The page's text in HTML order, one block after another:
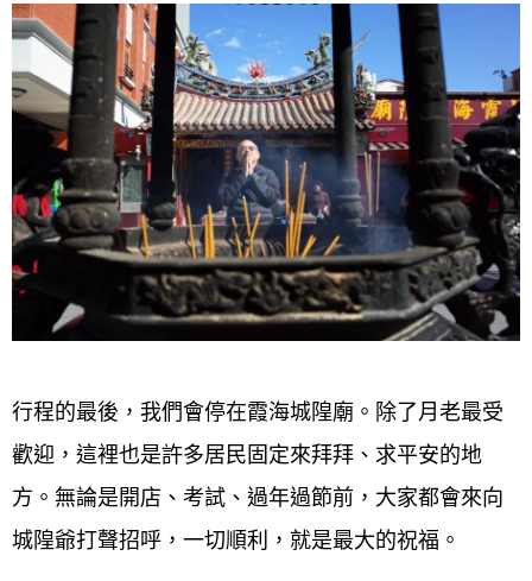
行程的最後，我們會停在霞海城隍廟。除了月老最受
歡迎，這裡也是許多居民固定來拜拜、求平安的地
方。無論是開店、考試、過年過節前，大家都會來向
城隍爺打聲招呼，一切順利，就是最大的祝福。